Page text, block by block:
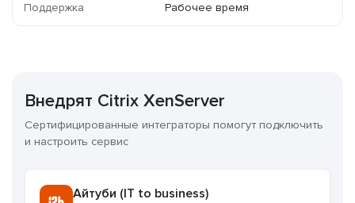
Поддержка Рабочее время
Внедрят Citrix XenServer
Сертифицированные интеграторы помогут подключить
и настроить сервис
Айтуби (IT to business)